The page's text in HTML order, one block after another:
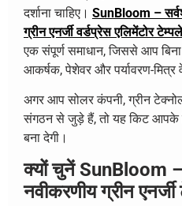
दर्शाना चाहिए। SunBloom –
ग्रीन एनर्जी वर्डप्रेस एलिमेंटोर
एक संपूर्ण समाधान, जिससे आप
आकर्षक, पेशेवर और पर्यावरण-
अगर आप सोलर कंपनी, ग्रीन
संगठन से जुड़े हैं, तो यह किट
बना देगी।
क्यों चुनें SunBloom
नवीकरणीय ग्रीन